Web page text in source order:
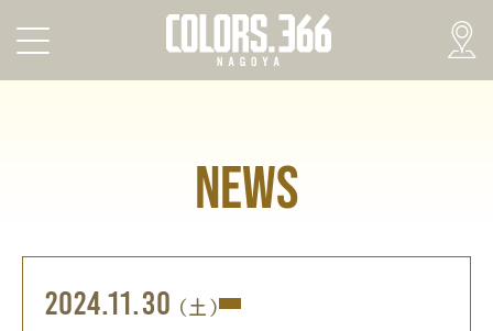
NEWS
2024.11.30 (土)